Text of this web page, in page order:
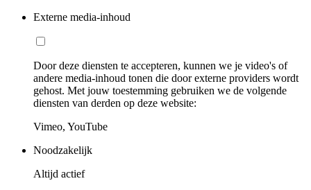
Externe media-inhoud
Door deze diensten te accepteren, kunnen we je video's of
andere media-inhoud tonen die door externe providers wordt
gehost. Met jouw toestemming gebruiken we de volgende
diensten van derden op deze website:
Vimeo, YouTube
Noodzakelijk
Altijd actief